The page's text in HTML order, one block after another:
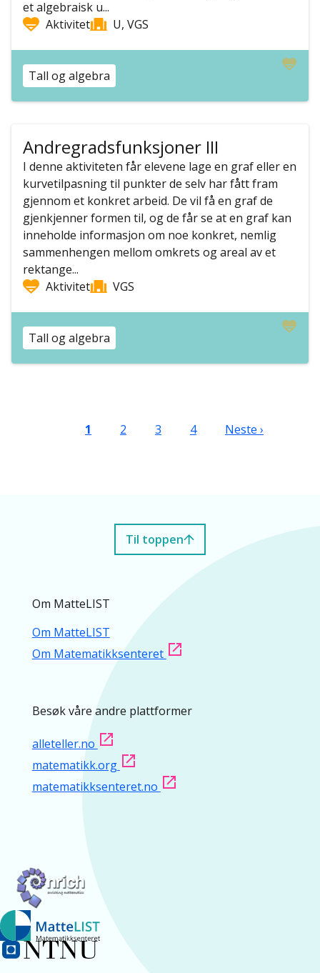
et algebraisk u...
Aktivitet
U, VGS
Tall og algebra
Andregradsfunksjoner III
I denne aktiviteten får elevene lage en graf eller en
kurvetilpasning til punkter de selv har fått fram
gjennom et konkret arbeid. De vil få en graf de
gjenkjenner formen til, og de får se at en graf kan
inneholde informasjon om noe konkret, nemlig
sammenhengen mellom omkrets og areal av et
rektange...
Aktivitet
VGS
Tall og algebra
SiderNåværende side
1 Side
2 Side
3 Side
4 Neste side
Neste ›
Til toppen
Om MatteLIST
Om MatteLIST
Om Matematikksenteret
Besøk våre andre plattformer
alleteller.no
matematikk.org
matematikksenteret.no